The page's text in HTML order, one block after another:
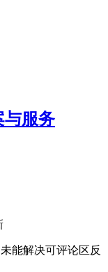
与服务
能解决可评论区反